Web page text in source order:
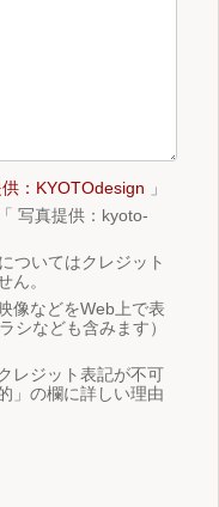
：KYOTOdesign 」
写真提供：kyoto-
ついてはクレジット
ん。
像などをWeb上で表
シなども含みます）
レジット表記が不可
」の欄に詳しい理由